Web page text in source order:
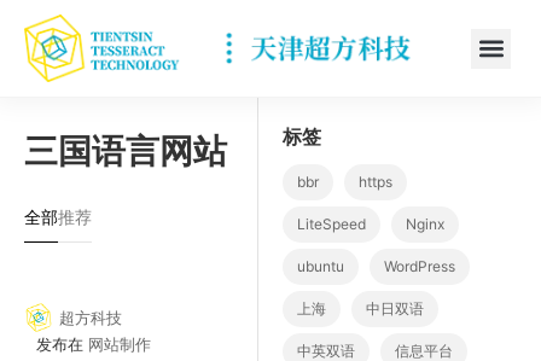
三国语言网站
全部推荐
超方科技
发布在 网站制作
标签
bbr https
LiteSpeed Nginx
ubuntu WordPress
上海 中日双语
中英双语 信息平台